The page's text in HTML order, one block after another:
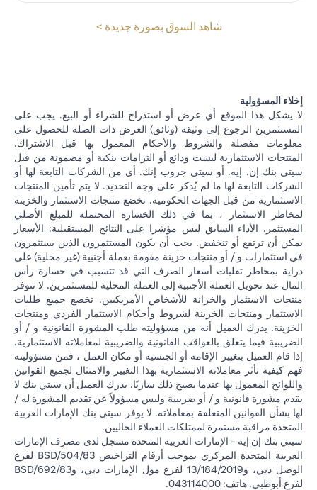
شاهد السوق بصورة جديدة >
إخلاء المسؤولية
لا يشكل هذا الموقع أي عرض أو استدراج للشراء أو البيع. يجب على
المستثمرين الرجوع إلى وثيقة (وثائق) العرض ذات الصلة للحصول على
معلومات مفصلة والشروط والأحكام المعمول بها قبل الاشتراك.
المنتجات الاستثمارية ليست ودائع أو التزامات بنكية أو مضمونة من قبل
سيتي بنك إن. إيه. أو سيتي جروب إنك. أي من الشركات التابعة لها أو
الشركات التابعة لها ما لم يُذكر على وجه التحديد. لا يتم تأمين المنتجات
الاستثمارية من قبل الجهات الحكومية. تخضع منتجات الاستثمار والخزينة
لمخاطر الاستثمار ، بما في ذلك الخسارة المحتملة للمبلغ الأصلي
المستثمر. الأداء السابق ليس مؤشرا على النتائج المستقبلية: الأسعار
يمكن أن ترتفع أو تنخفض. يجب أن يكون المستثمرون الذين يستثمرون
في استثمارات و / أو منتجات خزينة مقومة بعملة أجنبية (غير محلية) على
دراية بمخاطر تقلبات أسعار الصرف التي قد تتسبب في خسارة رأس
المال عند تحويل العملة الأجنبية إلى العملة المحلية للمستثمرين. لا تتوفر
منتجات الاستثمار والخزانة للأشخاص الأمريكيين. تخضع جميع طلبات
الاستثمار ومنتجات الخزينة لشروط وأحكام الاستثمار الفردي ومنتجات
الخزينة. يدرك العميل أنه من مسؤوليته طلب المشورة القانونية و / أو
الضريبية فيما يتعلق بالعواقب القانونية والضريبية لمعاملاته الاستثمارية.
إذا قام العميل بتغيير الإقامة أو الجنسية أو مكان العمل ، فمن مسؤوليته
فهم كيفية تأثر معاملاته الاستثمارية بهذا التغيير والامتثال لجميع القوانين
واللوائح المعمول بها عندما يصبح ذلك ساريًا. يدرك العميل أن سيتي بنك لا
يقدم مشورة قانونية و / أو ضريبية وليس مسؤولاً عن تقديم المشورة له /
لها بشأن القوانين المتعلقة بمعاملاته. لا يوفر سيتي بنك الإمارات العربية
المتحدة مراقبة مستمرة لممتلكات العملاء الحاليين.
سيتي بنك إن إيه - الإمارات العربية المتحدة مسجل لدى مصرف الإمارات
العربية المتحدة المركزي بموجب أرقام التراخيص BSD/504/83 لفرع
الوصل دبي، و13/184/2019 لفرع مول الإمارات دبي، وBSD/692/83
لفرع أبوظبي. هاتف: 043114000.